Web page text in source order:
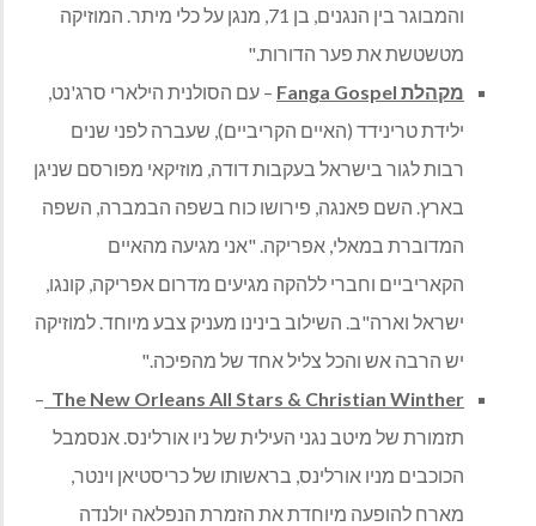
והמבוגר בין הנגנים, בן 71, מנגן על כלי מיתר. המוזיקה
מטשטשת את פער הדורות."
מקהלת Fanga Gospel – עם הסולנית הילארי סרג'נט,
ילידת טרינידד (האיים הקריביים), שעברה לפני שנים
רבות לגור בישראל בעקבות דודה, מוזיקאי מפורסם שניגן
בארץ. השם פאנגה, פירושו כוח בשפה הבמברה, השפה
המדוברת במאלי, אפריקה. "אני מגיעה מהאיים
הקאריביים וחברי ללהקה מגיעים מדרום אפריקה, קונגו,
ישראל וארה"ב. השילוב בינינו מעניק צבע מיוחד. למוזיקה
יש הרבה אש והכל צליל אחד של מהפיכה."
The New Orleans All Stars & Christian Winther
–
תזמורת של מיטב נגני העילית של ניו אורלינס. אנסמבל
הכוכבים מניו אורלינס, בראשותו של כריסטיאן וינטר,
מארח להופעה מיוחדת את הזמרת הנפלאה יולנדה